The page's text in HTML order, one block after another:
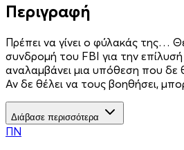
Περιγραφή
Πρέπει να γίνει ο φύλακάς της…
συνδρομή του FBI για την
αναλαμβάνει μια υπόθεση που δε
Αν δε θέλει να τους βοηθήσει,
Διάβασε περισσότερα
ΠΝ